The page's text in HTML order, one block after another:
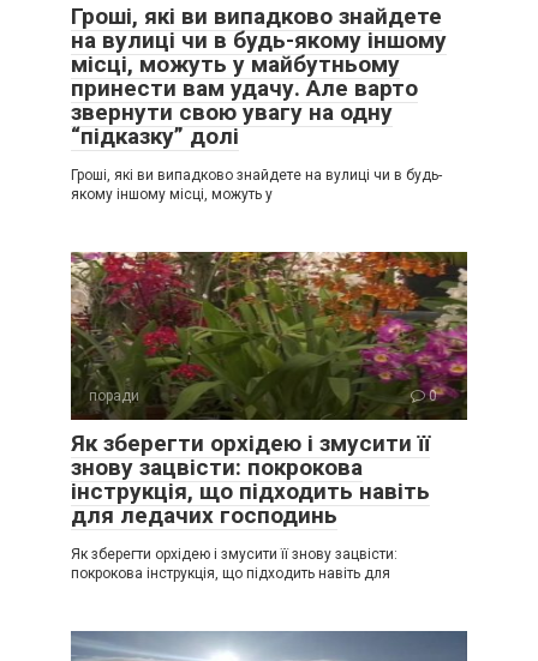
Гроші, які ви випадково знайдете
на вулиці чи в будь-якому іншому
місці, можуть у майбутньому
принести вам удачу. Але варто
звернути свою увагу на одну
“підказку” долі
Гроші, які ви випадково знайдете на вулиці чи в будь-
якому іншому місці, можуть у
поради 0
Як зберегти орхідею і змусити її
знову зацвісти: покрокова
інструкція, що підходить навіть
для ледачих господинь
Як зберегти орхідею і змусити її знову зацвісти:
покрокова інструкція, що підходить навіть для